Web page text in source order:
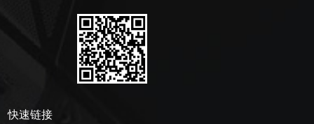
快速链接